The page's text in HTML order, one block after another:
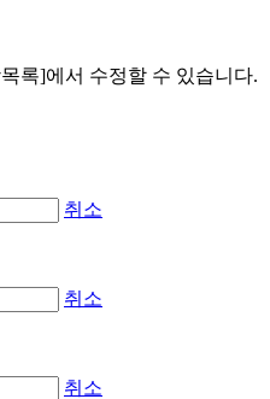
록]에서 수정할 수 있습니다.
취소
취소
취소